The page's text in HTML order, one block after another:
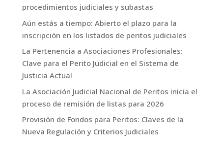
procedimientos judiciales y subastas
Aún estás a tiempo: Abierto el plazo para la
inscripción en los listados de peritos judiciales
La Pertenencia a Asociaciones Profesionales:
Clave para el Perito Judicial en el Sistema de
Justicia Actual
La Asociación Judicial Nacional de Peritos inicia el
proceso de remisión de listas para 2026
Provisión de Fondos para Peritos: Claves de la
Nueva Regulación y Criterios Judiciales